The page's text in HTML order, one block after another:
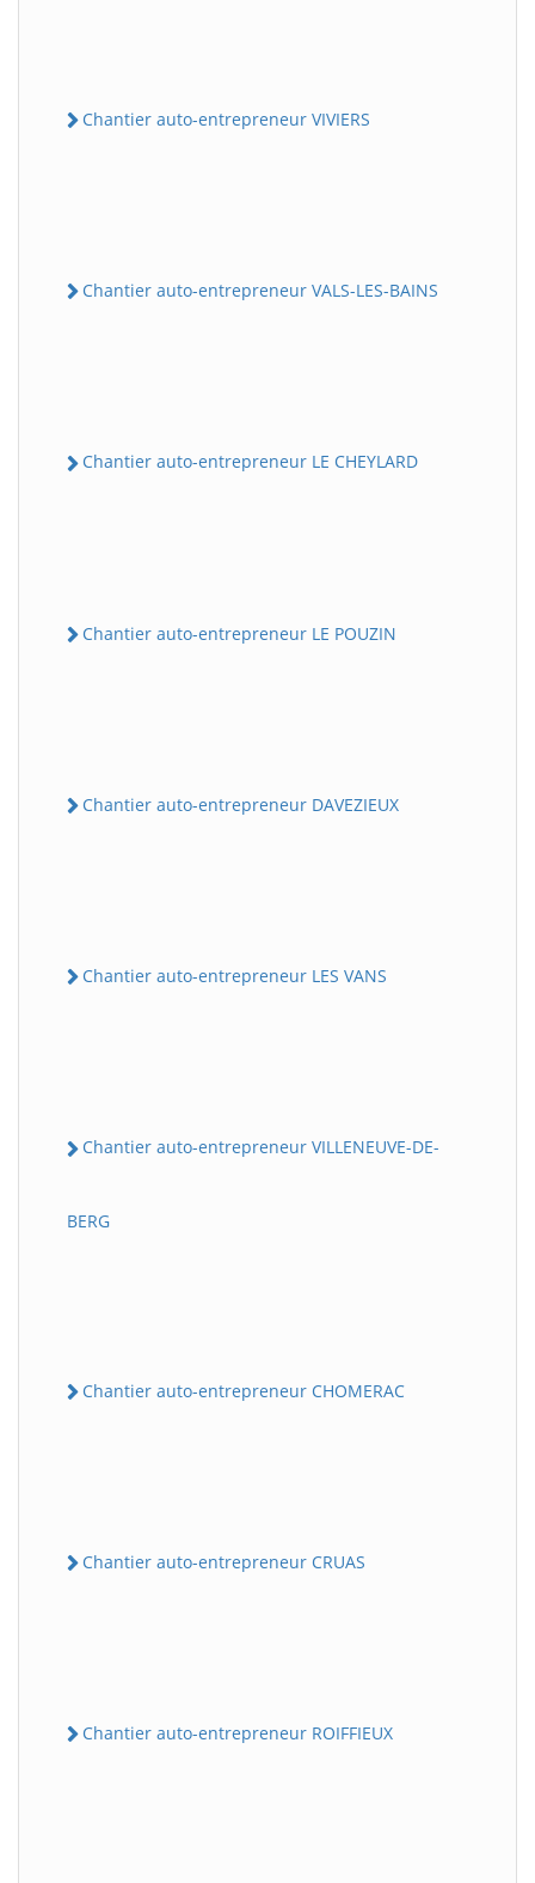
Chantier auto-entrepreneur VIVIERS
Chantier auto-entrepreneur VALS-LES-BAINS
Chantier auto-entrepreneur LE CHEYLARD
Chantier auto-entrepreneur LE POUZIN
Chantier auto-entrepreneur DAVEZIEUX
Chantier auto-entrepreneur LES VANS
Chantier auto-entrepreneur VILLENEUVE-DE-
BERG
Chantier auto-entrepreneur CHOMERAC
Chantier auto-entrepreneur CRUAS
Chantier auto-entrepreneur ROIFFIEUX